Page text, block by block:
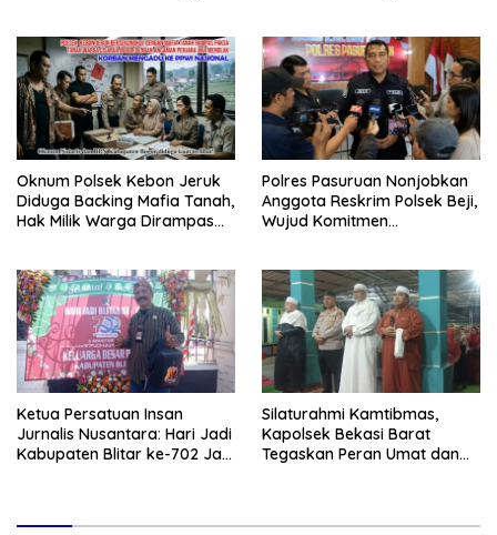
Oknum Polsek Kebon Jeruk
Diduga Backing Mafia Tanah,
Hak Milik Warga Dirampas
Polres Pasuruan Nonjobkan
Anggota Reskrim Polsek Beji,
Wujud Komitmen
Ketua Persatuan Insan
Jurnalis Nusantara: Hari Jadi
Kabupaten Blitar ke-702 Jadi
Silaturahmi Kamtibmas,
Kapolsek Bekasi Barat
Tegaskan Peran Umat dan